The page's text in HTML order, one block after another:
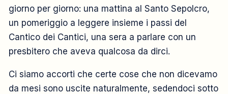
giorno per giorno: una mattina al Santo Sepolcro,
un pomeriggio a leggere insieme i passi del
Cantico dei Cantici, una sera a parlare con un
presbitero che aveva qualcosa da dirci.
Ci siamo accorti che certe cose che non dicevamo
da mesi sono uscite naturalmente, sedendoci sotto